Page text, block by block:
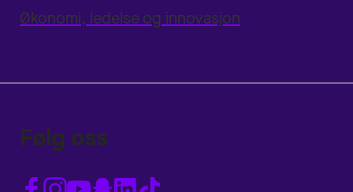
Økonomi, ledelse og innovasjon
Følg oss